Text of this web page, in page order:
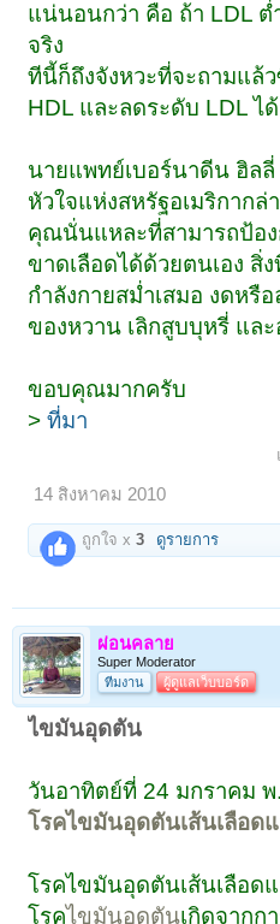
แน่นอนกว่า คือ ถ้า LDL ต่
จริง
ทีนี้ก็ถึงจังหวะที่จะถามแล้
HDL และลดระดับ LDL ไ
นายแพทย์เบอร์นาดีน ฮิล
หัวใจแห่งสหรัฐอเมริกาก
คุณนั่นแหละที่สามารถป้อง
ขาดเลือดได้ด้วยตนเอง สิ่
กำลังกายสม่ำเสมอ งดหรื
ของหวาน เลิกสูบบุหรี่ แล
ขอบคุณมากครับ
>ที่มา
14 สิงหาคม 2010
ถูกใจ x3 ดูรายการ
ผ่อนคลาย
Super Moderator
ทีมงาน
ผู้ดูแลเว็บบอร์ด
ไขมันอุดตัน
วันอาทิตย์ที่ 24 มกราคม
โรคไขมันอุดตันเส้นเลือด
โรคไขมันอุดตันเส้นเลือด
โรคไขมันอุดตันเกิดจากก